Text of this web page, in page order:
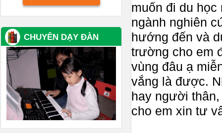
muốn đi du học
ngành nghiên
hướng đến và
trường cho em
vùng đâu ạ
vắng là được.
hay người
cho em xin tư
CHUYÊN DẠY ĐÀN